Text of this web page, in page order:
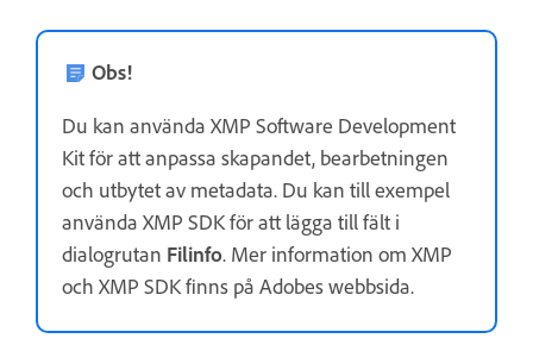
Obs!
Du kan använda XMP Software Development
Kit för att anpassa skapandet, bearbetningen
och utbytet av metadata. Du kan till exempel
använda XMP SDK för att lägga till fält i
dialogrutan Filinfo. Mer information om XMP
och XMP SDK finns på Adobes webbsida.